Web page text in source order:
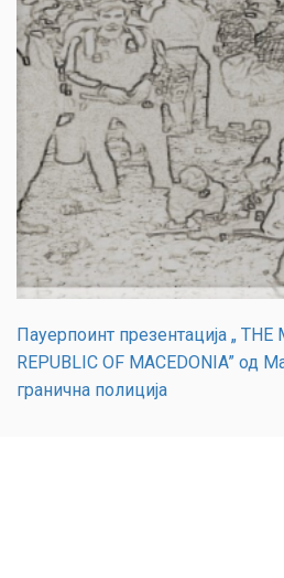
Пауерпоинт презентација „ THE
REPUBLIC OF MACEDONIA” од
гранична полиција